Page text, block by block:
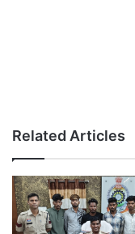
Related Articles